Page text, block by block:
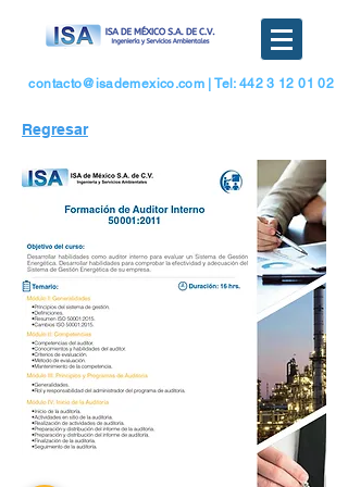
contacto@isademexico.com | Tel: 442 3 12 01 02
Regresar